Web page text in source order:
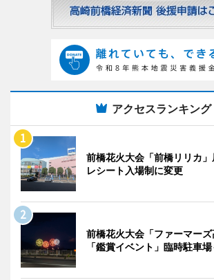
アクセスランキング
前橋花火大会「前橋リリカ
レシート入場制に変更
前橋花火大会「ファーマー
「鑑賞イベント」臨時駐車場